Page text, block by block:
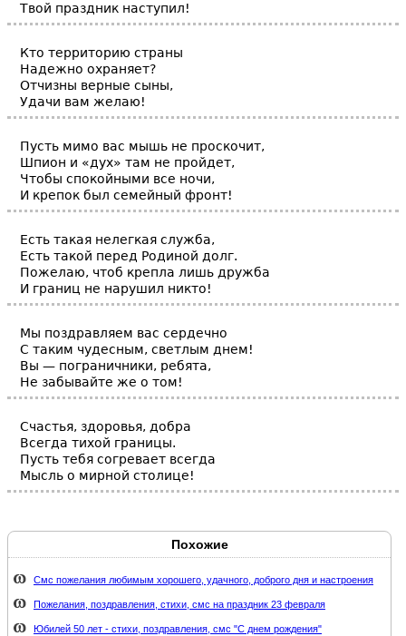
Твой праздник наступил!
Кто территорию страны
Надежно охраняет?
Отчизны верные сыны,
Удачи вам желаю!
Пусть мимо вас мышь не проскочит,
Шпион и «дух» там не пройдет,
Чтобы спокойными все ночи,
И крепок был семейный фронт!
Есть такая нелегкая служба,
Есть такой перед Родиной долг.
Пожелаю, чтоб крепла лишь дружба
И границ не нарушил никто!
Мы поздравляем вас сердечно
С таким чудесным, светлым днем!
Вы — пограничники, ребята,
Не забывайте же о том!
Счастья, здоровья, добра
Всегда тихой границы.
Пусть тебя согревает всегда
Мысль о мирной столице!
Похожие
Смс пожелания любимым хорошего, удачного, доброго дня и настроения
Пожелания, поздравления, стихи, смс на праздник 23 февраля
Юбилей 50 лет - стихи, поздравления, смс "С днем рождения"